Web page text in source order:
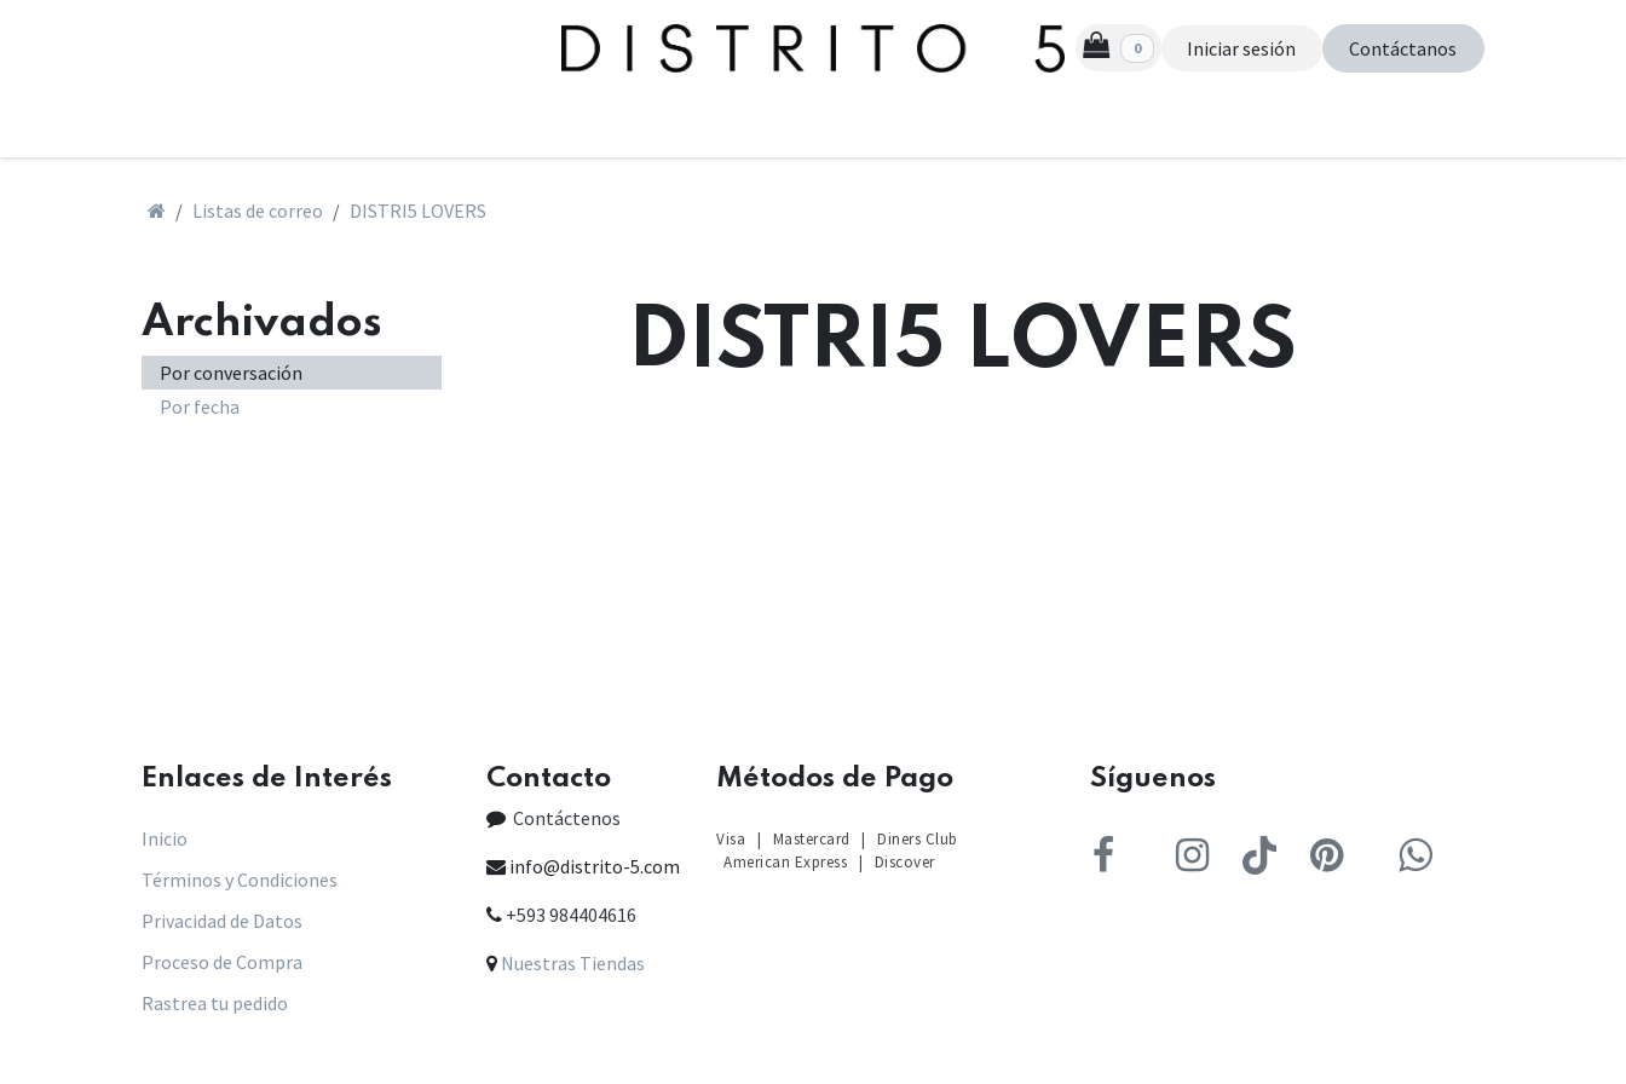
0 Iniciar sesión Contáctanos
Listas de correo DISTRI5 LOVERS
Archivados
Por conversación
Por fecha
DISTRI5 LOVERS
Enlaces de Interés​
Inicio
Términos y Condiciones
Privacidad de Datos
Proceso de Compra
Rastrea tu pedido
Contacto
Contáctenos
info@distrito-5.com
+593 984404616
Nuestras Tiendas
Métodos de Pago
Visa | Mastercard |
Diners Club
American Express | Discover
Síguenos